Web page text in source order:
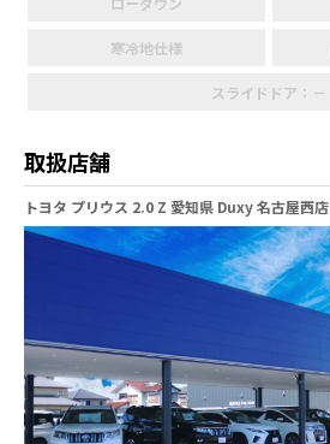
寒冷地仕様
スライドドア：－
取扱店舗
トヨタ プリウス 2.0 Z 愛知県 Duxy 名古屋西店